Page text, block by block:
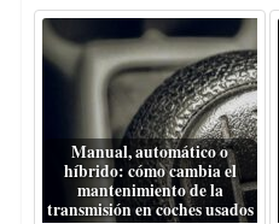
Manual, automático o
híbrido: cómo cambia el
mantenimiento de la
transmisión en coches usados